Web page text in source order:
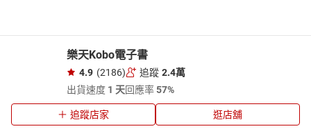
樂天Kobo電子書
4.9 (2186) 追蹤 2.4萬
出貨速度 1 天回應率57%
追蹤店家 逛店舖